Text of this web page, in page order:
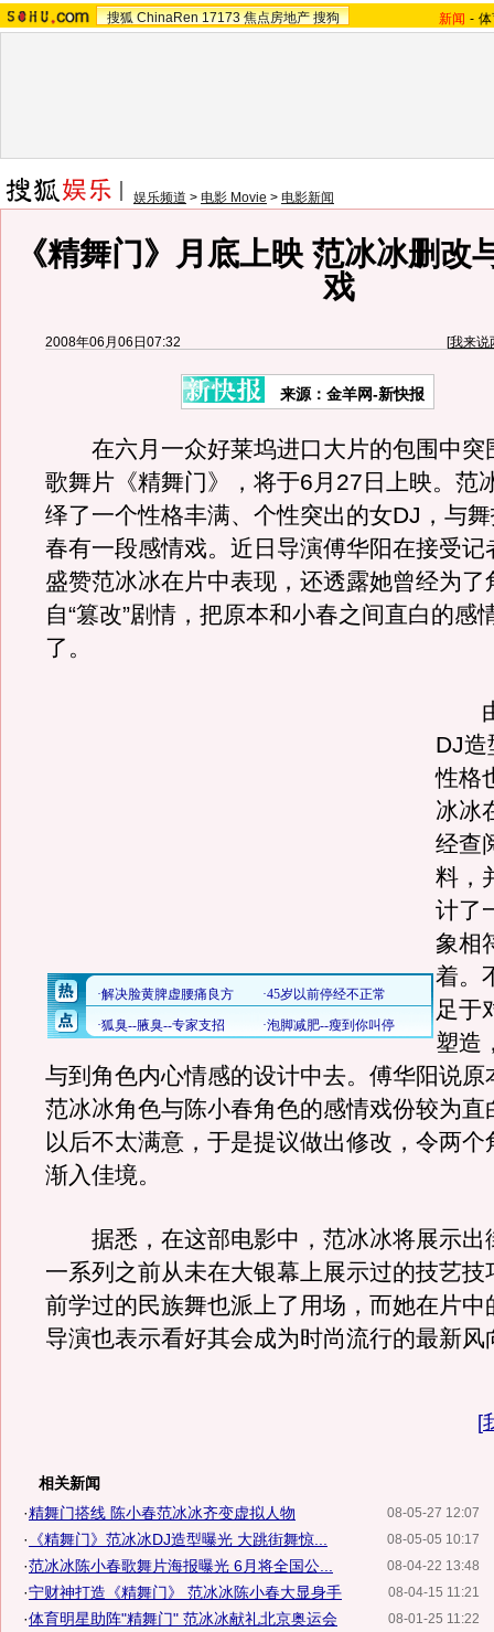
搜狐 ChinaRen 17173 焦点房地产 搜狗 新闻 -
娱乐频道 > 电影 Movie > 电影新闻
《精舞门》月底上映 范冰冰删改
戏
2008年06月06日07:32 [我来说
来源：金羊网-新快报
在六月一众好莱坞进口大片的包围中突
歌舞片《精舞门》，将于6月27日上映。范
绎了一个性格丰满、个性突出的女DJ，与
春有一段感情戏。近日导演傅华阳在接受记
盛赞范冰冰在片中表现，还透露她曾经为了
自“篡改”剧情，把原本和小春之间直白的感
了。
由
DJ造
性格
冰冰
经查
料，
计了
象相
着。
足于
塑造
与到角色内心情感的设计中去。傅华阳说原
范冰冰角色与陈小春角色的感情戏份较为直
以后不太满意，于是提议做出修改，令两个
渐入佳境。
据悉，在这部电影中，范冰冰将展示出
一系列之前从未在大银幕上展示过的技艺技
前学过的民族舞也派上了用场，而她在片中
导演也表示看好其会成为时尚流行的最新风
[
相关新闻
08-05-27 12:07
·精舞门搭线 陈小春范冰冰齐变虚拟人物
08-05-05 10:17
· 《精舞门》范冰冰DJ造型曝光 大跳街舞惊...
08-04-22 13:48
·范冰冰陈小春歌舞片海报曝光 6月将全国公...
08-04-15 11:21
·宁财神打造《精舞门》 范冰冰陈小春大显身手
08-01-25 11:22
·体育明星助阵"精舞门" 范冰冰献礼北京奥运会